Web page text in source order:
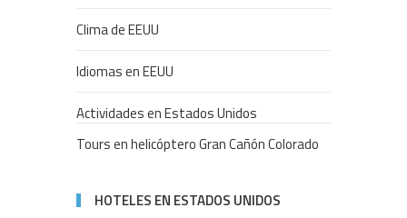
Clima de EEUU
Idiomas en EEUU
Actividades en Estados Unidos
Tours en helicóptero Gran Cañón Colorado
HOTELES EN ESTADOS UNIDOS